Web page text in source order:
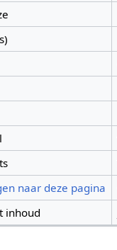
naar deze pagina
inhoud